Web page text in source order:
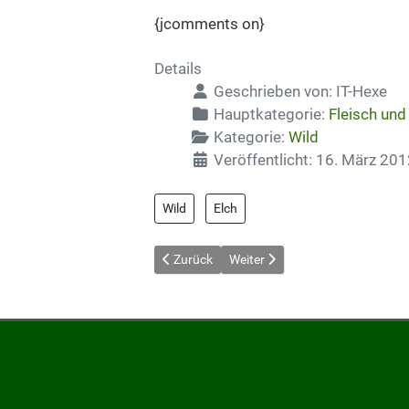
{jcomments on}
Details
Geschrieben von: IT-Hexe
Hauptkategorie: Fleisch
Kategorie: Wild
Veröffentlicht: 16. März
Wild Elch
Vorheriger Beitrag: Badischer Rehrücken
Zurück Nächster Beitrag: Gebackene
Weiter